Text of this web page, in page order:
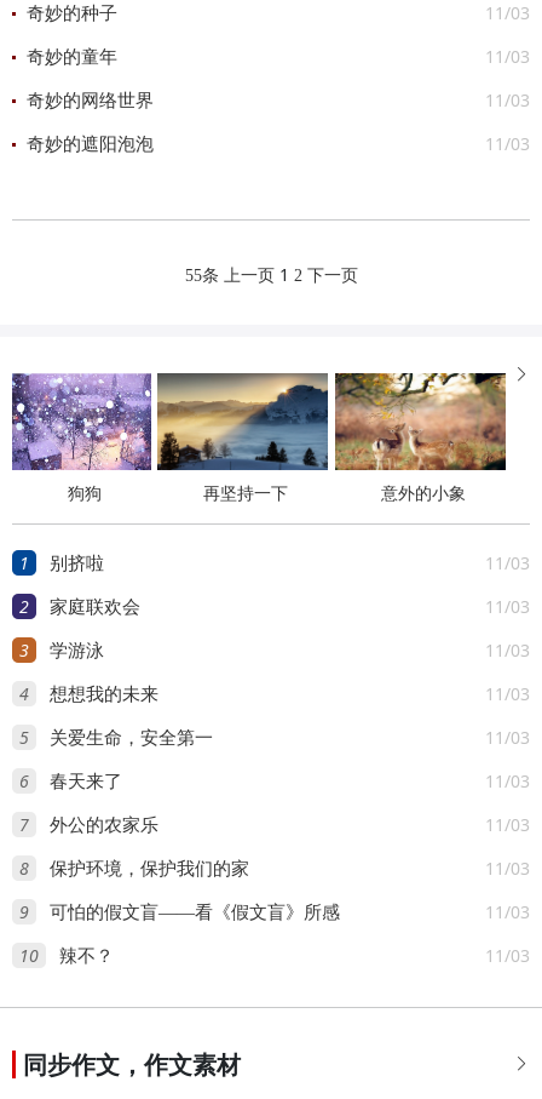
11/03
奇妙的种子
11/03
奇妙的童年
11/03
奇妙的网络世界
11/03
奇妙的遮阳泡泡
55条 上一页 1 2 下一页

狗狗 再坚持一下 意外的小象
1 11/03
别挤啦
2 11/03
家庭联欢会
3 11/03
学游泳
4 11/03
想想我的未来
5 11/03
关爱生命，安全第一
6 11/03
春天来了
7 11/03
外公的农家乐
8 11/03
保护环境，保护我们的家
9 11/03
可怕的假文盲——看《假文盲》所感
10 11/03
辣不？

同步作文，作文素材